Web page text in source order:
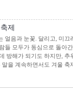
제
얼음과 눈꽃. 달리고, 미끄
들 모두가 동심으로 돌아
방해가 되기도 하지만, 추
을 계속하면서도 겨울 축